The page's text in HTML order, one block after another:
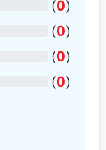
(0)
(0)
(0)
(0)